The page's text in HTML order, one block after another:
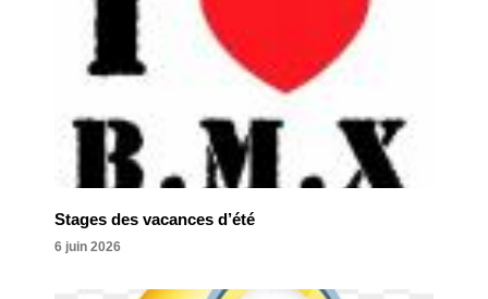
Stages des vacances d’été
6 juin 2026